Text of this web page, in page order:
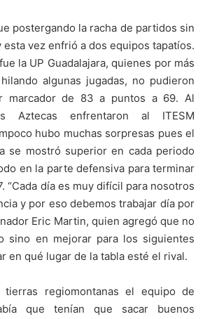
postergando la racha de partidos sin
vez enfrió a dos equipos tapatíos.
la UP Guadalajara, quienes por más
algunas jugadas, no pudieron
marcador de 83 a puntos a 69. Al
Aztecas enfrentaron al ITESM
hubo muchas sorpresas pues el
se mostró superior en cada periodo
en la parte defensiva para terminar
“Cada día es muy difícil para nosotros
y por eso debemos trabajar día por
Eric Martin, quien agregó que no
sino en mejorar para los siguientes
en qué lugar de la tabla esté el rival.
tierras regiomontanas el equipo de
que tenían que sacar buenos